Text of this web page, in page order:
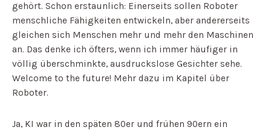
gehört. Schon erstaunlich: Einerseits sollen Roboter
menschliche Fähigkeiten entwickeln, aber andererseits
gleichen sich Menschen mehr und mehr den Maschinen
an. Das denke ich öfters, wenn ich immer häufiger in
völlig überschminkte, ausdruckslose Gesichter sehe.
Welcome to the future! Mehr dazu im Kapitel über
Roboter.
Ja, KI war in den späten 80er und frühen 90ern ein